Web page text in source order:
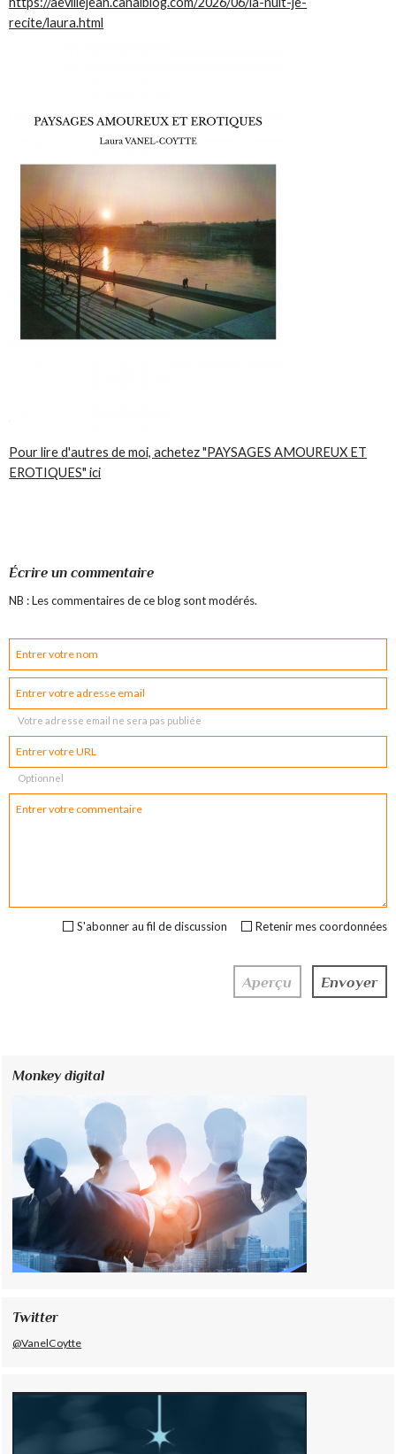
recite/laura.html
Pour lire d'autres de moi, achetez "PAYSAGES AMOUREUX ET
EROTIQUES" ici
Écrire un commentaire
NB : Les commentaires de ce blog sont modérés.
Votre adresse email ne sera pas publiée
Optionnel
Retenir mes coordonnées
S'abonner au fil de discussion
Monkey digital
Twitter
@VanelCoytte